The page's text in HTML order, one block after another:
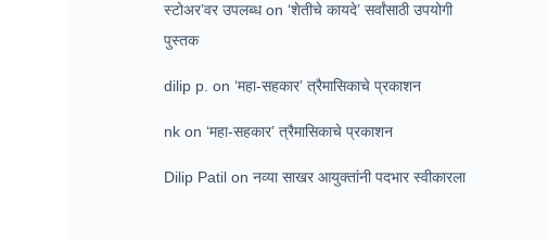
स्टोअर’वर उपलब्धon‘शेतीचे कायदे’ सर्वांसाठी उपयोगी
पुस्तक
dilip p. on‘महा-सहकार’ त्रैमासिकाचे प्रकाशन
nk on‘महा-सहकार’ त्रैमासिकाचे प्रकाशन
Dilip Patil onनव्या साखर आयुक्तांनी पदभार स्वीकारला